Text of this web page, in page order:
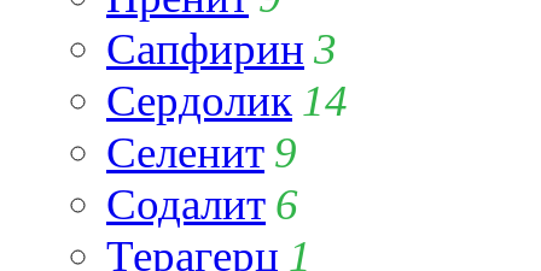
Сапфирин 3
Сердолик 14
Селенит 9
Содалит 6
Терагерц 1